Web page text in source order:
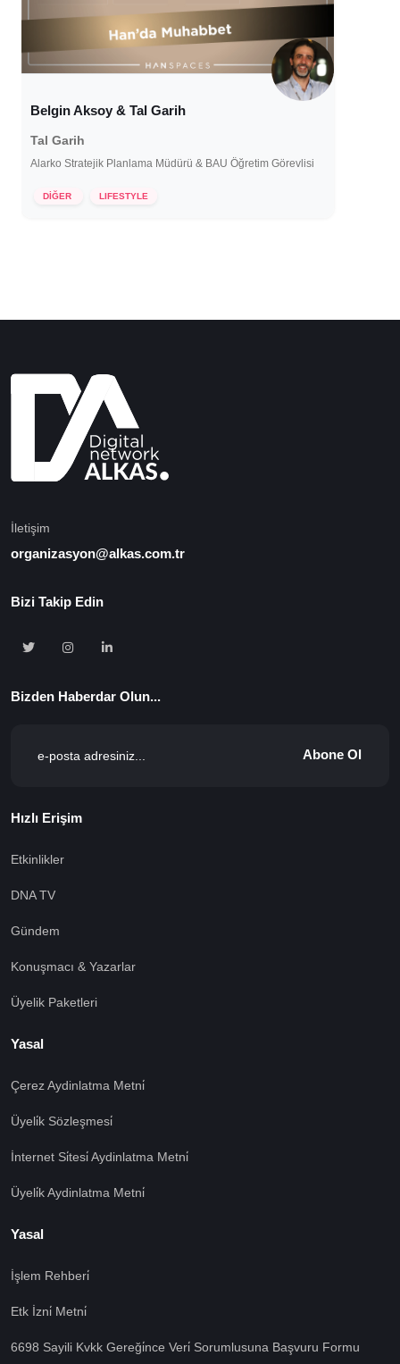
Belgin Aksoy & Tal Garih
Tal Garih
Alarko Stratejik Planlama Müdürü & BAU Öğretim Görevlisi
DİĞER LIFESTYLE
İletişim
organizasyon@alkas.com.tr
Bizi Takip Edin
Bizden Haberdar Olun...
Abone Ol
Hızlı Erişim
Etkinlikler
DNA TV
Gündem
Konuşmacı & Yazarlar
Üyelik Paketleri
Yasal
Çerez Aydinlatma Metni̇
Üyeli̇k Sözleşmesi̇
İnternet Si̇tesi̇ Aydinlatma Metni̇
Üyeli̇k Aydinlatma Metni̇
Yasal
İşlem Rehberi̇
Etk İzni̇ Metni̇
6698 Sayili Kvkk Gereği̇nce Veri̇ Sorumlusuna Başvuru Formu
şekilde çerezler kullanmaktayız. Çerezleri nasıl